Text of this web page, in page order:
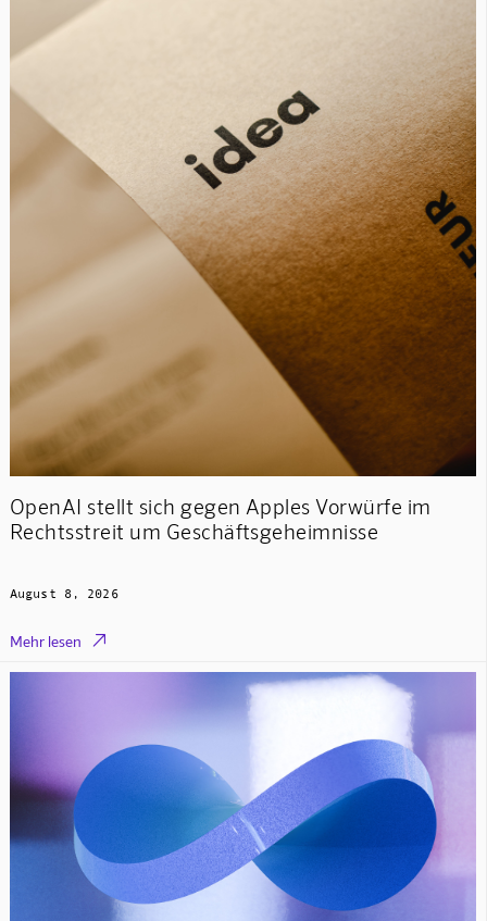
OpenAI stellt sich gegen Apples Vorwürfe im
Rechtsstreit um Geschäftsgeheimnisse
August 8, 2026
Mehr lesen 